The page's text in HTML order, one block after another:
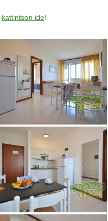
kattintson ide!